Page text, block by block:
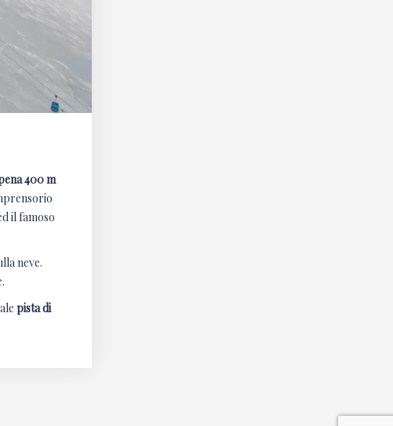
400 m
il famoso
neve.
pista di